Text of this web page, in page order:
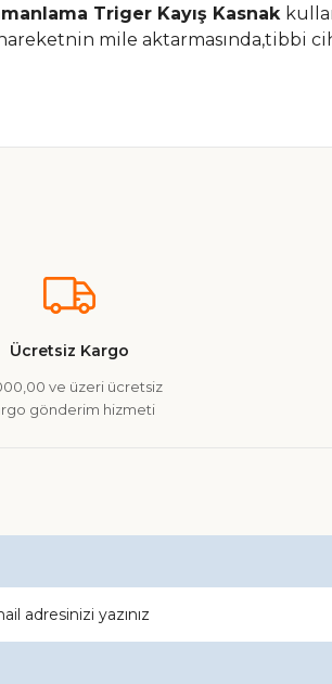
Triger Kayış Kasnak
mile aktarmasında,tibbi
Ücretsiz Kargo
ve üzeri ücretsiz
gönderim hizmeti